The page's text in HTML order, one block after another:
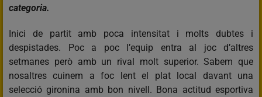
categoria.
Inici de partit amb poca intensitat i molts dubtes i
despistades. Poc a poc l’equip entra al joc d’altres
setmanes però amb un rival molt superior. Sabem que
nosaltres cuinem a foc lent el plat local davant una
selecció gironina amb bon nivell. Bona actitud esportiva